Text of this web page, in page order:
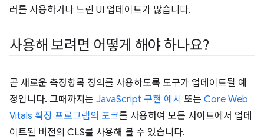
러를 사용하거나 느린 UI 업데이트가 많습니다.
사용해 보려면 어떻게 해야 하나요?
곧 새로운 측정항목 정의를 사용하도록 도구가 업데이트될 예
정입니다. 그때까지는 JavaScript 구현 예시 또는 Core Web
Vitals 확장 프로그램의 포크를 사용하여 모든 사이트에서 업데
이트된 버전의 CLS를 사용해 볼 수 있습니다.